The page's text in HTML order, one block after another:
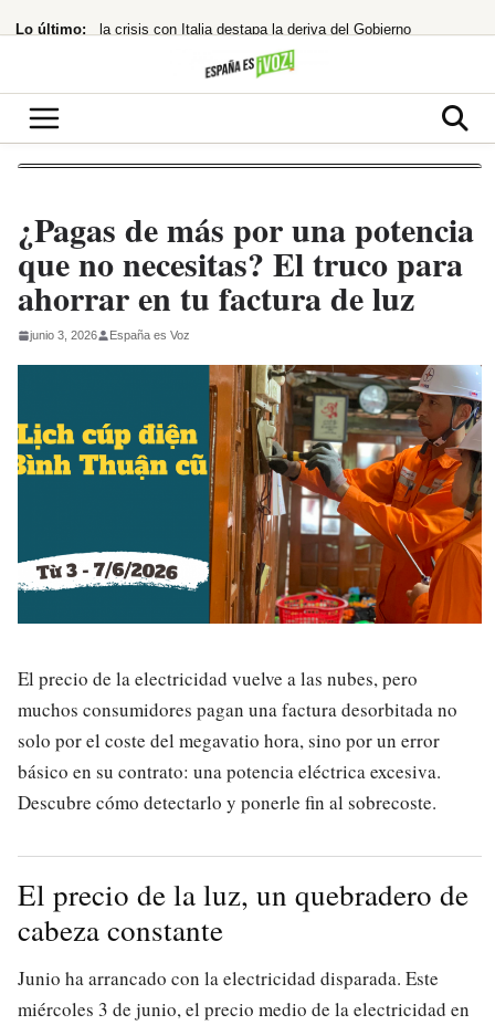
al Lo último: la crisis con Italia destapa la deriva del Gobierno
¡Netanyahu planta cara a Trump! Rechaza el plan de paz para Gaza y exige
¿Pagas de más por una potencia
que no necesitas? El truco para
ahorrar en tu factura de luz
junio 3, 2026 España es Voz
El precio de la electricidad vuelve a las nubes, pero
muchos consumidores pagan una factura desorbitada no
solo por el coste del megavatio hora, sino por un error
básico en su contrato: una potencia eléctrica excesiva.
Descubre cómo detectarlo y ponerle fin al sobrecoste.
El precio de la luz, un quebradero de
cabeza constante
Junio ha arrancado con la electricidad disparada. Este
miércoles 3 de junio, el precio medio de la electricidad en